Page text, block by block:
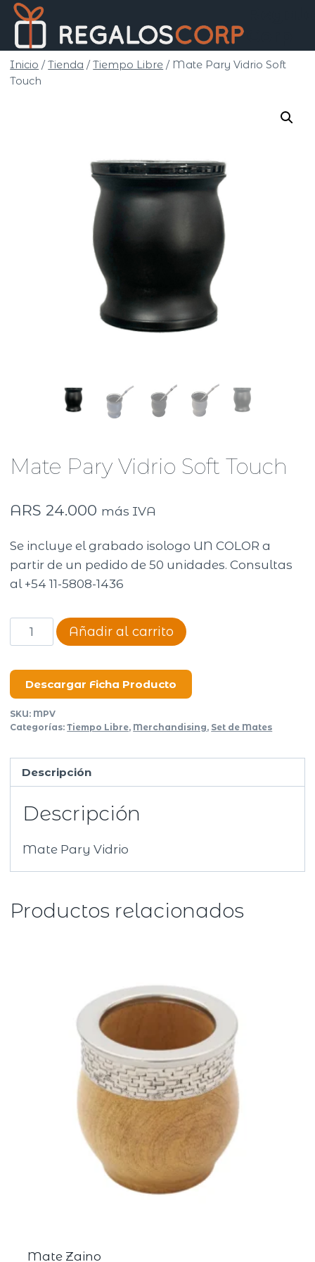
Saltar
contenido
Inicio / Tienda / Tiempo Libre / Mate Pary Vidrio Soft
Touch
Mate Pary Vidrio Soft Touch
ARS 24.000 más IVA
Se incluye el grabado isologo UN COLOR a
partir de un pedido de 50 unidades. Consultas
al +54 11-5808-1436
Mate
Pary
Soft
Touch
cantidad
Añadir al carrito
Descargar Ficha Producto
SKU: MPV
Categorías:Tiempo Libre, Merchandising, Set de Mates
Descripción
Descripción
Mate Pary Vidrio
Productos relacionados
Mate Zaino